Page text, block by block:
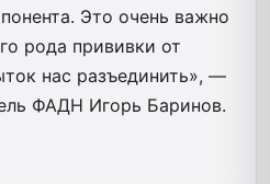
Это очень важно
рода прививки от
нас разъединить», —
ФАДН Игорь Баринов.